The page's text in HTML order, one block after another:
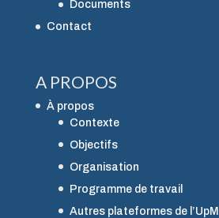
Documents
Contact
A PROPOS
À propos
Contexte
Objectifs
Organisation
Programme de travail
Autres plateformes de l’UpM